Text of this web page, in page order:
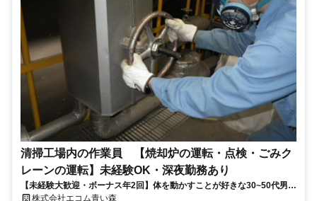
清掃工場内の作業員 【焼却炉の運転・点検・ごみク
レーンの運転】未経験OK・深夜勤務あり
【未経験大歓迎・ボーナス年2回】体を動かすことが好きな30~50代男性
活躍中/風呂完備で経済的/装備品は支給！
株式会社エコム青い森